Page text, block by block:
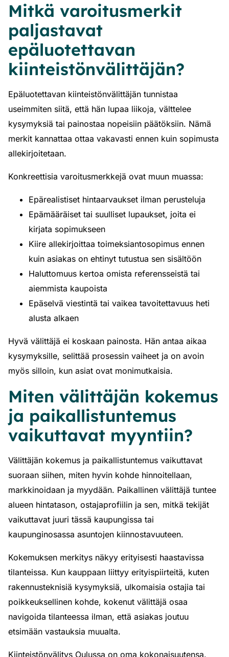
Mitkä varoitusmerkit
paljastavat
epäluotettavan
kiinteistönvälittäjän?
Epäluotettavan kiinteistönvälittäjän tunnistaa
useimmiten siitä, että hän lupaa liikoja, välttelee
kysymyksiä tai painostaa nopeisiin päätöksiin. Nämä
merkit kannattaa ottaa vakavasti ennen kuin sopimusta
allekirjoitetaan.
Konkreettisia varoitusmerkkejä ovat muun muassa:
Epärealistiset hintaarvaukset ilman perusteluja
Epämääräiset tai suulliset lupaukset, joita ei
kirjata sopimukseen
Kiire allekirjoittaa toimeksiantosopimus ennen
kuin asiakas on ehtinyt tutustua sen sisältöön
Haluttomuus kertoa omista referensseistä tai
aiemmista kaupoista
Epäselvä viestintä tai vaikea tavoitettavuus heti
alusta alkaen
Hyvä välittäjä ei koskaan painosta. Hän antaa aikaa
kysymyksille, selittää prosessin vaiheet ja on avoin
myös silloin, kun asiat ovat monimutkaisia.
Miten välittäjän kokemus
ja paikallistuntemus
vaikuttavat myyntiin?
Välittäjän kokemus ja paikallistuntemus vaikuttavat
suoraan siihen, miten hyvin kohde hinnoitellaan,
markkinoidaan ja myydään. Paikallinen välittäjä tuntee
alueen hintatason, ostajaprofiilin ja sen, mitkä tekijät
vaikuttavat juuri tässä kaupungissa tai
kaupunginosassa asuntojen kiinnostavuuteen.
Kokemuksen merkitys näkyy erityisesti haastavissa
tilanteissa. Kun kauppaan liittyy erityispiirteitä, kuten
rakennusteknisiä kysymyksiä, ulkomaisia ostajia tai
poikkeuksellinen kohde, kokenut välittäjä osaa
navigoida tilanteessa ilman, että asiakas joutuu
etsimään vastauksia muualta.
Kiinteistönvälitys Oulussa on oma kokonaisuutensa.